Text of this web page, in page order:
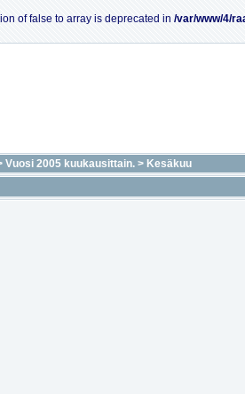
of false to array is deprecated in /var/www/4/
Vuosi 2005 kuukausittain. > Kesäkuu